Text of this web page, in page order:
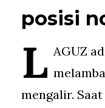
posisi
L AGUZ
mengalir.